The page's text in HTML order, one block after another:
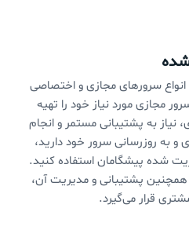
سرورهای مجازی و اختصاصی
مجازی مورد نیاز خود را تهیه
نیاز به پشتیبانی مستمر و انجام
و به روزرسانی سرور خود دارید،
شده پیشگامان استفاده کنید.
پشتیبانی و مدیریت آن،
قرار می‌گیرد.